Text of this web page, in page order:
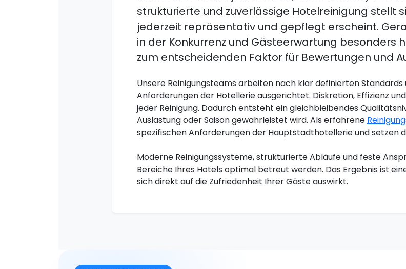
strukturierte und zuverlässige Hotelreinigung stellt
jederzeit repräsentativ und gepflegt erscheint.
in der Konkurrenz und Gästeerwartung besonders
zum entscheidenden Faktor für Bewertungen und
Unsere Reinigungsteams arbeiten nach klar definierten Standards
Anforderungen der Hotellerie ausgerichtet. Diskretion, Effizienz
jeder Reinigung. Dadurch entsteht ein gleichbleibendes
Auslastung oder Saison gewährleistet wird. Als erfahrene
spezifischen Anforderungen der Hauptstadthotellerie und setzen
Moderne Reinigungssysteme, strukturierte Abläufe und feste
Bereiche Ihres Hotels optimal betreut werden. Das Ergebnis ist
sich direkt auf die Zufriedenheit Ihrer Gäste auswirkt.